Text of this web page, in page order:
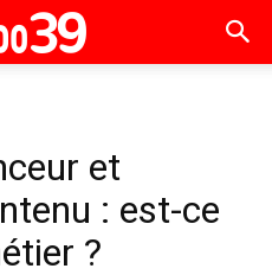
et
: est-ce
?